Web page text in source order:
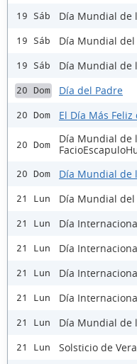
19 Sáb Día Mundial de
19 Sáb Día Mundial
19 Sáb Día Mundial de
20 Dom Día del Padre
20 Dom El Día Más Feliz
20 Dom
Día Mundial de
20 Dom Día Mundial de
21 Lun Día Mundial del
21 Lun Día
21 Lun Día
21 Lun Día
21 Lun Día
21 Lun Día Mundial de
21 Lun Solsticio de